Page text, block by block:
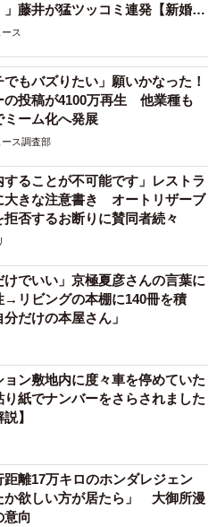
」藤井が猛ツッコミ連発【新婚さ
ス
でもバズりたい」願いかなった！
の投稿が4100万再生 他業種も
ミーム化へ発展
ース調査部
することが不可能です」レストラ
大きな注意書き オートリザーブ
否するお断りに賛同者続々
けでいい」京極夏彦さんの言葉に
→リビングの本棚に140冊を積
だけの本屋さん」
ョン敷地内に度々車を停めていた
紙でナンバーをさらされました
】
距離17万キロのホンダレジェン
欲しい方が居たら」 大御所漫
意向